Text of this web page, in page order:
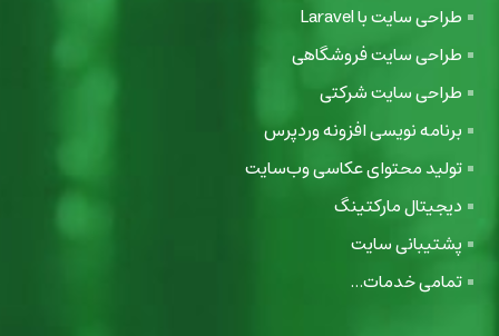
طراحی سایت با Laravel
طراحی سایت فروشگاهی
طراحی سایت شرکتی
برنامه نویسی افزونه وردپرس
تولید محتوای عکاسی وب‌سایت
دیجیتال مارکتینگ
پشتیبانی سایت
تمامی خدمات...